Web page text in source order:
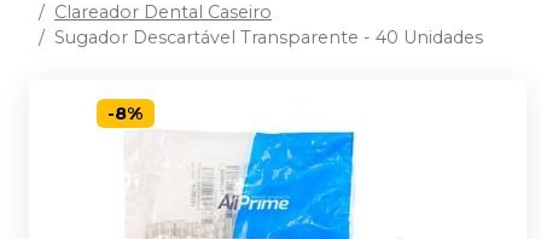
Clareador Dental Caseiro
Sugador Descartável Transparente - 40 Unidades
-8%